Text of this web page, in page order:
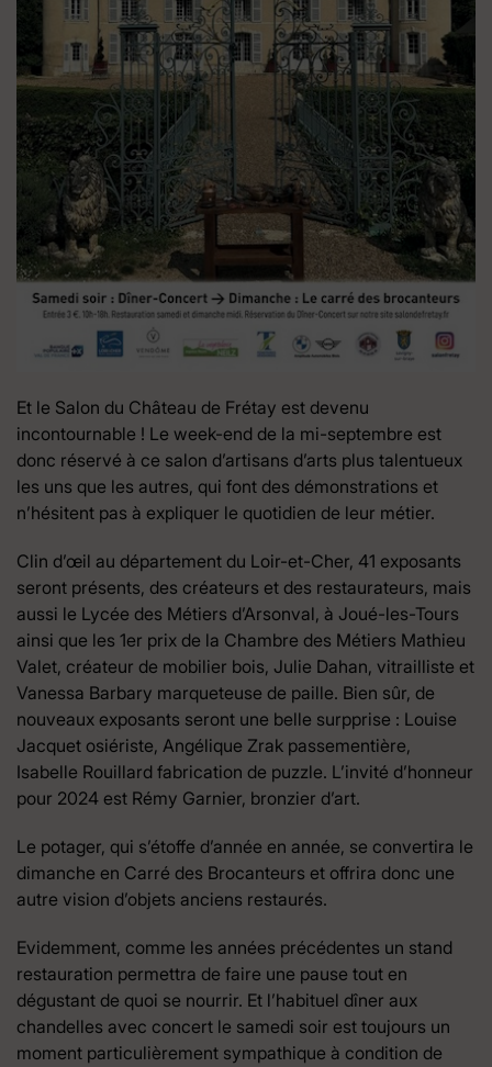
Et le Salon du Château de Frétay est devenu
incontournable ! Le week-end de la mi-septembre est
donc réservé à ce salon d’artisans d’arts plus talentueux
les uns que les autres, qui font des démonstrations et
n’hésitent pas à expliquer le quotidien de leur métier.
Clin d’œil au département du Loir-et-Cher, 41 exposants
seront présents, des créateurs et des restaurateurs, mais
aussi le Lycée des Métiers d’Arsonval, à Joué-les-Tours
ainsi que les 1er prix de la Chambre des Métiers Mathieu
Valet, créateur de mobilier bois, Julie Dahan, vitrailliste et
Vanessa Barbary marqueteuse de paille. Bien sûr, de
nouveaux exposants seront une belle surpprise : Louise
Jacquet osiériste, Angélique Zrak passementière,
Isabelle Rouillard fabrication de puzzle. L’invité d’honneur
pour 2024 est Rémy Garnier, bronzier d’art.
Le potager, qui s’étoffe d’année en année, se convertira le
dimanche en Carré des Brocanteurs et offrira donc une
autre vision d’objets anciens restaurés.
Evidemment, comme les années précédentes un stand
restauration permettra de faire une pause tout en
dégustant de quoi se nourrir. Et l’habituel dîner aux
chandelles avec concert le samedi soir est toujours un
moment particulièrement sympathique à condition de